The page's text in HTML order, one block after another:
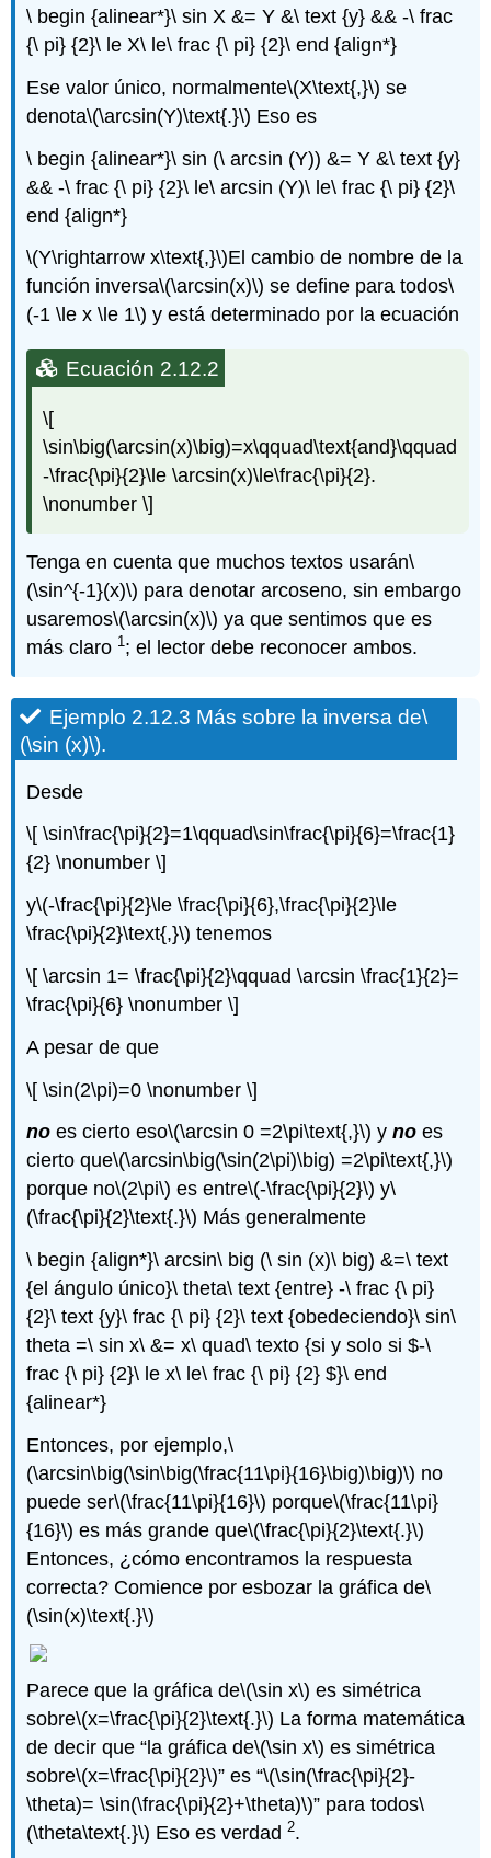
\ begin {alinear*}\ sin X &= Y &\ text {y} && -\ frac
{\ pi} {2}\ le X\ le\ frac {\ pi} {2}\ end {align*}
Ese valor único, normalmente\(X\text{,}\) se
denota\(\arcsin(Y)\text{.}\) Eso es
\ begin {alinear*}\ sin (\ arcsin (Y)) &= Y &\ text {y}
&& -\ frac {\ pi} {2}\ le\ arcsin (Y)\ le\ frac {\ pi} {2}\
end {align*}
\(Y\rightarrow x\text{,}\)El cambio de nombre de la
función inversa\(\arcsin(x)\) se define para todos\
(-1 \le x \le 1\) y está determinado por la ecuación
Ecuación 2.12.2
\[
\sin\big(\arcsin(x)\big)=x\qquad\text{and}\qquad
-\frac{\pi}{2}\le \arcsin(x)\le\frac{\pi}{2}.
\nonumber \]
Tenga en cuenta que muchos textos usarán\
(\sin^{-1}(x)\) para denotar arcoseno, sin embargo
usaremos\(\arcsin(x)\) ya que sentimos que es
más claro 1; el lector debe reconocer ambos.
Ejemplo 2.12.3 Más sobre la inversa de\
(\sin (x)\).
Desde
\[ \sin\frac{\pi}{2}=1\qquad\sin\frac{\pi}{6}=\frac{1}
{2} \nonumber \]
y\(-\frac{\pi}{2}\le \frac{\pi}{6},\frac{\pi}{2}\le
\frac{\pi}{2}\text{,}\) tenemos
\[ \arcsin 1= \frac{\pi}{2}\qquad \arcsin \frac{1}{2}=
\frac{\pi}{6} \nonumber \]
A pesar de que
\[ \sin(2\pi)=0 \nonumber \]
no es cierto eso\(\arcsin 0 =2\pi\text{,}\) yno es
cierto que\(\arcsin\big(\sin(2\pi)\big) =2\pi\text{,}\)
porque no\(2\pi\) es entre\(-\frac{\pi}{2}\) y\
(\frac{\pi}{2}\text{.}\) Más generalmente
\ begin {align*}\ arcsin\ big (\ sin (x)\ big) &=\ text
{el ángulo único}\ theta\ text {entre} -\ frac {\ pi}
{2}\ text {y}\ frac {\ pi} {2}\ text {obedeciendo}\ sin\
theta =\ sin x\ &= x\ quad\ texto {si y solo si $-\
frac {\ pi} {2}\ le x\ le\ frac {\ pi} {2} $}\ end
{alinear*}
Entonces, por ejemplo,\
(\arcsin\big(\sin\big(\frac{11\pi}{16}\big)\big)\) no
puede ser\(\frac{11\pi}{16}\) porque\(\frac{11\pi}
{16}\) es más grande que\(\frac{\pi}{2}\text{.}\)
Entonces, ¿cómo encontramos la respuesta
correcta? Comience por esbozar la gráfica de\
(\sin(x)\text{.}\)
Parece que la gráfica de\(\sin x\) es simétrica
sobre\(x=\frac{\pi}{2}\text{.}\) La forma matemática
de decir que “la gráfica de\(\sin x\) es simétrica
sobre\(x=\frac{\pi}{2}\)” es “\(\sin(\frac{\pi}{2}-
\theta)= \sin(\frac{\pi}{2}+\theta)\)” para todos\
(\theta\text{.}\) Eso es verdad2.